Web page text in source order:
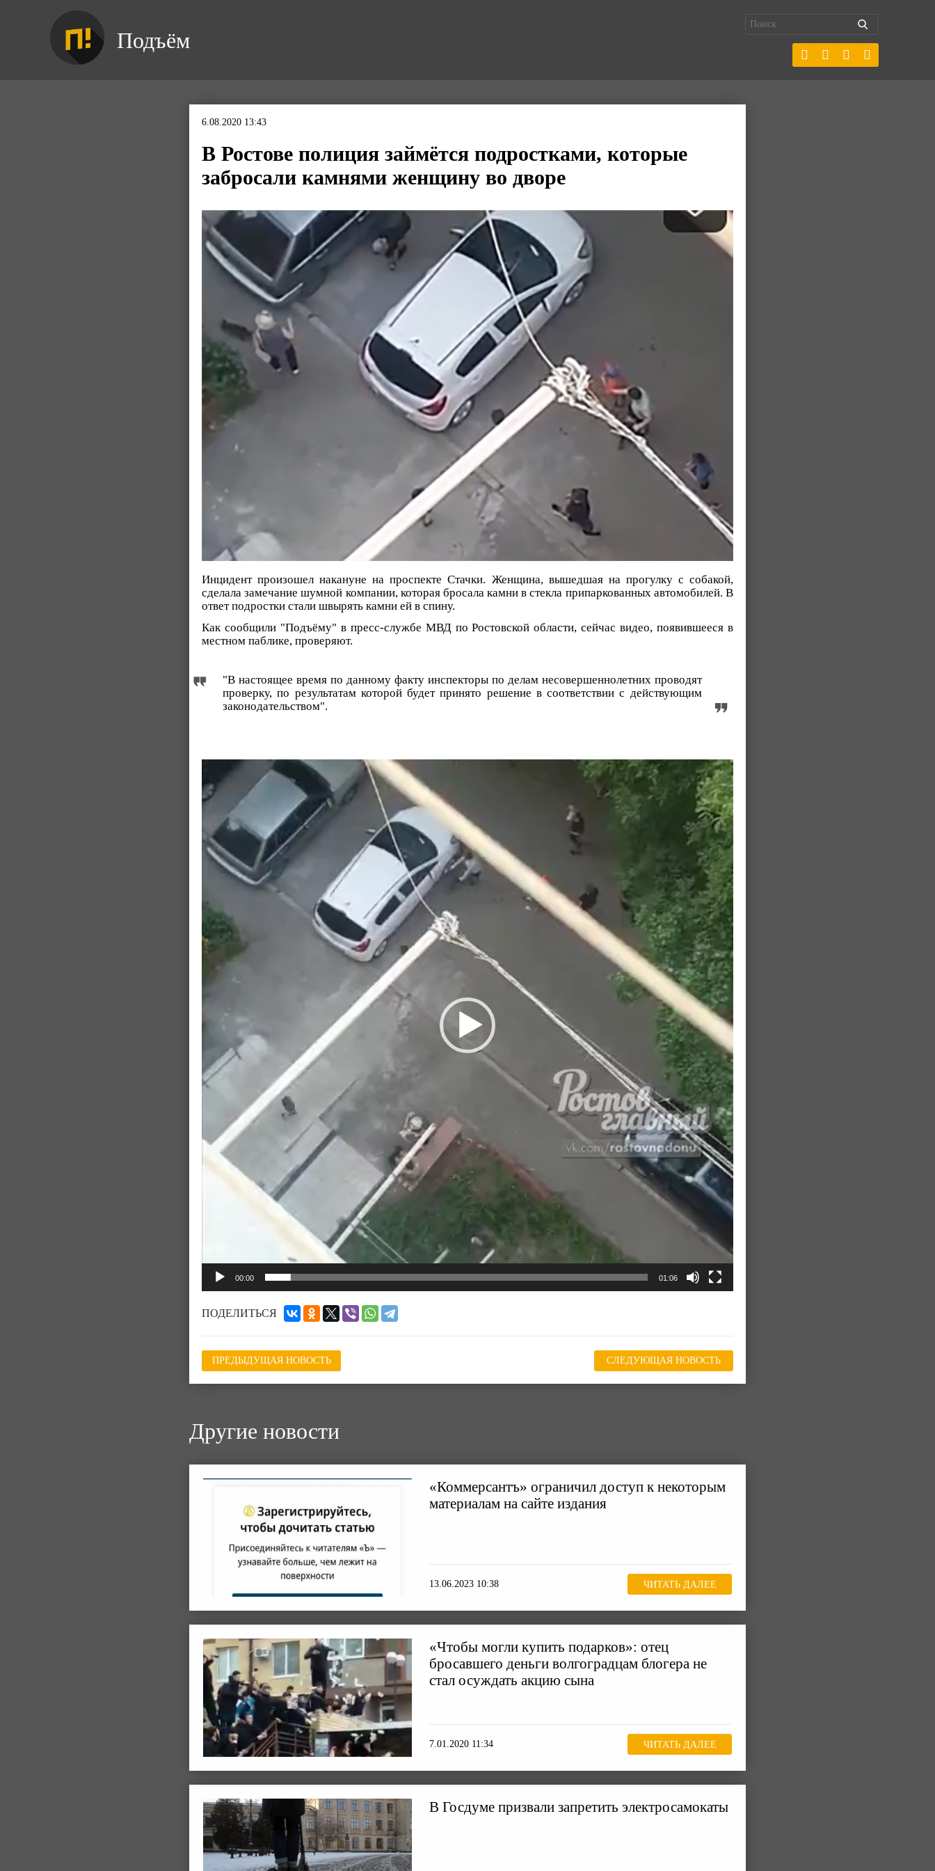
Подъём
6.08.2020 13:43
В Ростове полиция займётся подростками, которые
забросали камнями женщину во дворе
Инцидент произошел накануне на проспекте Стачки. Женщина, вышедшая на прогулку с собакой,
сделала замечание шумной компании, которая бросала камни в стекла припаркованных автомобилей. В
ответ подростки стали швырять камни ей в спину.
Как сообщили "Подъёму" в пресс-службе МВД по Ростовской области, сейчас видео, появившееся в
местном паблике, проверяют.
"В настоящее время по данному факту инспекторы по делам несовершеннолетних проводят
проверку, по результатам которой будет принято решение в соответствии с действующим
законодательством".
Видеоплеер
00:00 01:06
ПОДЕЛИТЬСЯ
ПРЕДЫДУЩАЯ НОВОСТЬ СЛЕДУЮЩАЯ НОВОСТЬ
Другие новости
«Коммерсантъ» ограничил доступ к некоторым
материалам на сайте издания
13.06.2023 10:38 ЧИТАТЬ ДАЛЕЕ
«Чтобы могли купить подарков»: отец
бросавшего деньги волгоградцам блогера не
стал осуждать акцию сына
7.01.2020 11:34 ЧИТАТЬ ДАЛЕЕ
В Госдуме призвали запретить электросамокаты